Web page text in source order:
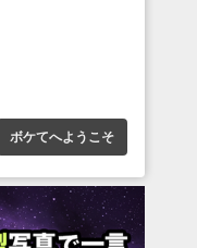
ボケてへようこそ